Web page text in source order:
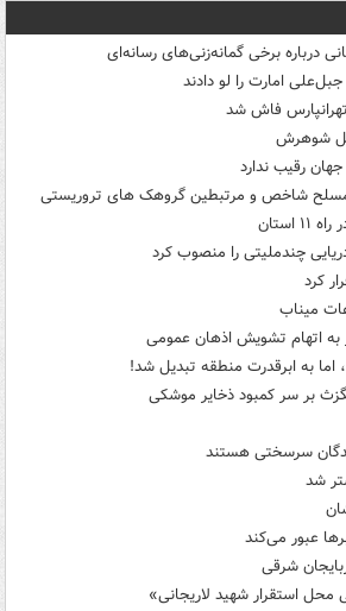
درباره برخی گمانه‌زنی‌های رسانه‌ای
امارت را لو دادند
شوهرش
رقیب ندارد
چندملیتی را منصوب کرد
کرد
اما به ابرقدرت منطقه تبدیل شد!
بر سر کمبود ذخایر موشکی
سرسختی هستند
عبور می‌کند
شرقی
محل استقرار شهید لاریجانی»